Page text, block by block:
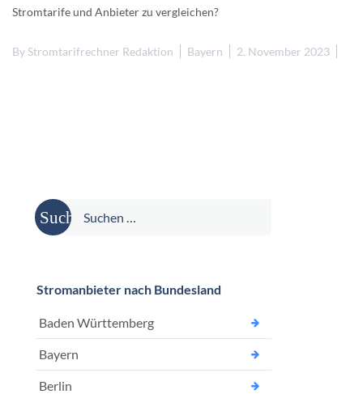
Stromtarife und Anbieter zu vergleichen?
By Stromtarifrechner Redaktion Bayern 2. November 2023
Suche
nach:
Stromanbieter nach Bundesland
Baden Württemberg
Bayern
Berlin